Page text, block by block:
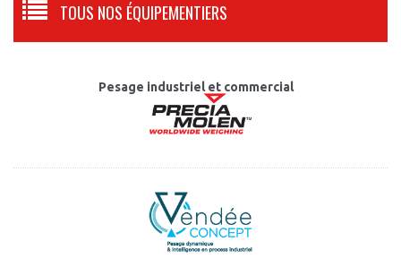
TOUS NOS ÉQUIPEMENTIERS
Pesage industriel et commercial